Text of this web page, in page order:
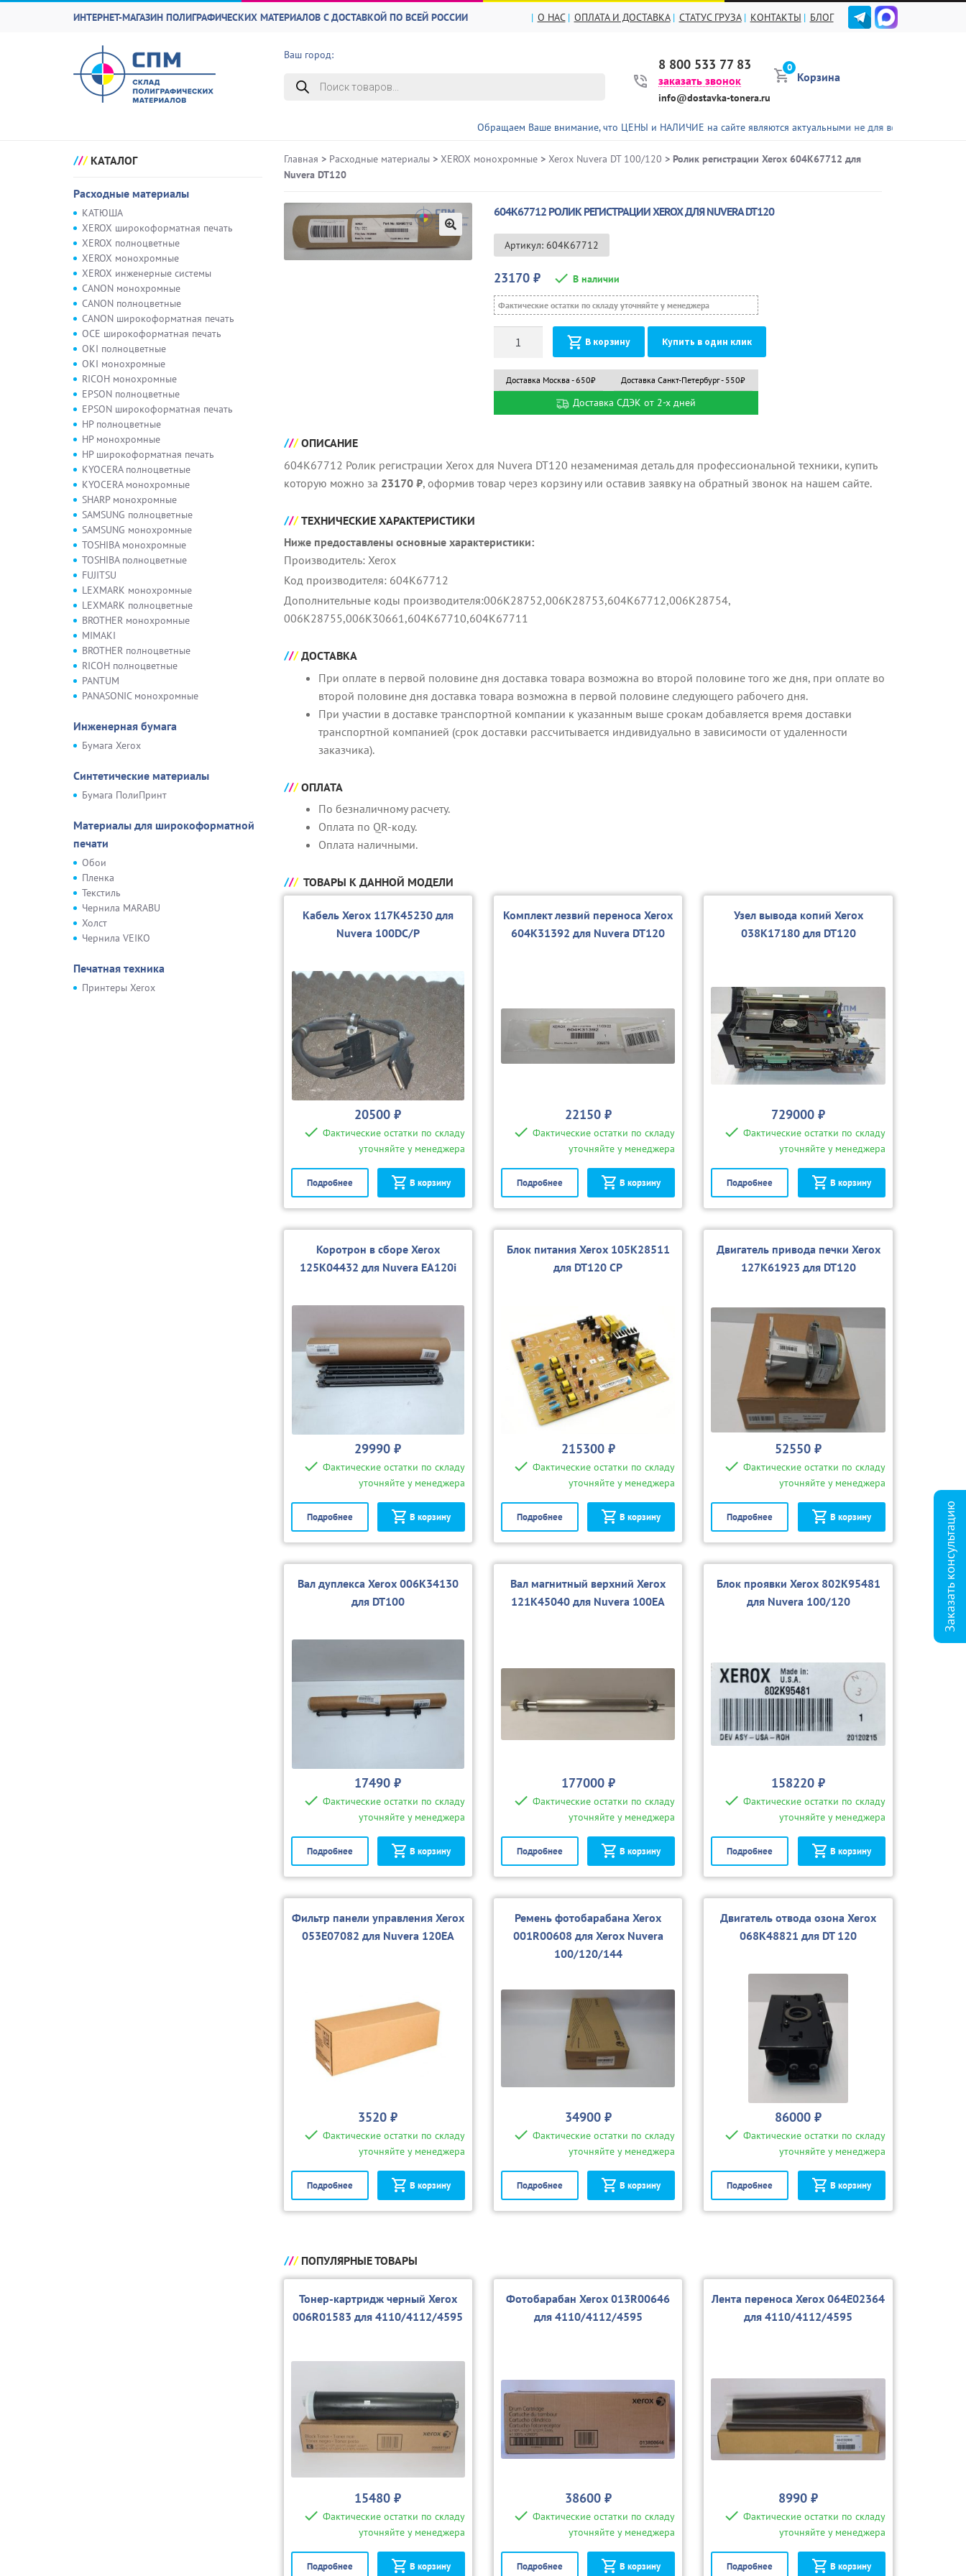
Заказать консультацию
ИНТЕРНЕТ-МАГАЗИН ПОЛИГРАФИЧЕСКИХ МАТЕРИАЛОВ С ДОСТАВКОЙ ПО ВСЕЙ РОССИИ О НАС ОПЛАТА И ДОСТАВКА СТАТУС ГРУЗА КОНТАКТЫ БЛОГ
Ваш город:
Поиск
товаров
8 800 533 77 83
заказать звонок
info@dostavka-tonera.ru
0
Корзина
Обращаем Ваше внимание, что ЦЕНЫ и НАЛИЧИЕ на сайте являются актуальными не для всех представленных
КАТАЛОГ
Расходные материалы
КАТЮША
XEROX широкоформатная печать
XEROX полноцветные
XEROX монохромные
XEROX инженерные системы
CANON монохромные
CANON полноцветные
CANON широкоформатная печать
OCE широкоформатная печать
OKI полноцветные
OKI монохромные
RICOH монохромные
EPSON полноцветные
EPSON широкоформатная печать
HP полноцветные
HP монохромные
HP широкоформатная печать
KYOCERA полноцветные
KYOCERA монохромные
SHARP монохромные
SAMSUNG полноцветные
SAMSUNG монохромные
TOSHIBA монохромные
TOSHIBA полноцветные
FUJITSU
LEXMARK монохромные
LEXMARK полноцветные
BROTHER монохромные
MIMAKI
BROTHER полноцветные
RICOH полноцветные
PANTUM
PANASONIC монохромные
Инженерная бумага
Бумага Xerox
Синтетические материалы
Бумага ПолиПринт
Материалы для широкоформатной
печати
Обои
Пленка
Текстиль
Чернила MARABU
Холст
Чернила VEIKO
Печатная техника
Принтеры Xerox
Главная > Расходные материалы > XEROX монохромные> Xerox Nuvera DT 100/120 > Ролик регистрации Xerox 604K67712 для
Nuvera DT120
🔍
604K67712 РОЛИК РЕГИСТРАЦИИ XEROX ДЛЯ NUVERA DT120
Артикул: 604K67712
23170₽ В наличии
Фактические остатки по складу уточняйте у менеджера
В корзину Купить в один клик
Доставка Москва - 650₽ Доставка Санкт-Петербург - 550₽
Доставка СДЭК от 2-х дней
ОПИСАНИЕ
604K67712 Ролик регистрации Xerox для Nuvera DT120 незаменимая деталь для профессиональной техники, купить
которую можно за 23170 ₽, оформив товар через корзину или оставив заявку на обратный звонок на нашем сайте.
ТЕХНИЧЕСКИЕ ХАРАКТЕРИСТИКИ
Ниже предоставлены основные характеристики:
Производитель: Xerox
Код производителя: 604K67712
Дополнительные коды производителя:006K28752,006K28753,604K67712,006K28754,
006K28755,006K30661,604K67710,604K67711
ДОСТАВКА
При оплате в первой половине дня доставка товара возможна во второй половине того же дня, при оплате во
второй половине дня доставка товара возможна в первой половине следующего рабочего дня.
При участии в доставке транспортной компании к указанным выше срокам добавляется время доставки
транспортной компанией (срок доставки рассчитывается индивидуально в зависимости от удаленности
заказчика).
ОПЛАТА
По безналичному расчету.
Оплата по QR-коду.
Оплата наличными.
ТОВАРЫ К ДАННОЙ МОДЕЛИ
Кабель Xerox 117K45230 для
Nuvera 100DC/P
20500 ₽
Фактические остатки по складу
уточняйте у менеджера
Подробнее В корзину
Комплект лезвий переноса Xerox
604K31392 для Nuvera DT120
22150 ₽
Фактические остатки по складу
уточняйте у менеджера
Подробнее В корзину
Узел вывода копий Xerox
038K17180 для DT120
729000 ₽
Фактические остатки по складу
уточняйте у менеджера
Подробнее В корзину
Коротрон в сборе Xerox
125K04432 для Nuvera EA120i
29990 ₽
Фактические остатки по складу
уточняйте у менеджера
Подробнее В корзину
Блок питания Xerox 105K28511
для DT120 CP
215300 ₽
Фактические остатки по складу
уточняйте у менеджера
Подробнее В корзину
Двигатель привода печки Xerox
127K61923 для DT120
52550 ₽
Фактические остатки по складу
уточняйте у менеджера
Подробнее В корзину
Вал дуплекса Xerox 006K34130
для DT100
17490 ₽
Фактические остатки по складу
уточняйте у менеджера
Подробнее В корзину
Вал магнитный верхний Xerox
121K45040 для Nuvera 100EA
177000 ₽
Фактические остатки по складу
уточняйте у менеджера
Подробнее В корзину
Блок проявки Xerox 802K95481
для Nuvera 100/120
158220 ₽
Фактические остатки по складу
уточняйте у менеджера
Подробнее В корзину
Фильтр панели управления Xerox
053E07082 для Nuvera 120EA
3520 ₽
Фактические остатки по складу
уточняйте у менеджера
Подробнее В корзину
Ремень фотобарабана Xerox
001R00608 для Xerox Nuvera
100/120/144
34900 ₽
Фактические остатки по складу
уточняйте у менеджера
Подробнее В корзину
Двигатель отвода озона Xerox
068K48821 для DT 120
86000 ₽
Фактические остатки по складу
уточняйте у менеджера
Подробнее В корзину
ПОПУЛЯРНЫЕ ТОВАРЫ
Тонер-картридж черный Xerox
006R01583 для 4110/4112/4595
15480 ₽
Фактические остатки по складу
уточняйте у менеджера
Подробнее В корзину
Фотобарабан Xerox 013R00646
для 4110/4112/4595
38600 ₽
Фактические остатки по складу
уточняйте у менеджера
Подробнее В корзину
Лента переноса Xerox 064E02364
для 4110/4112/4595
8990 ₽
Фактические остатки по складу
уточняйте у менеджера
Подробнее В корзину